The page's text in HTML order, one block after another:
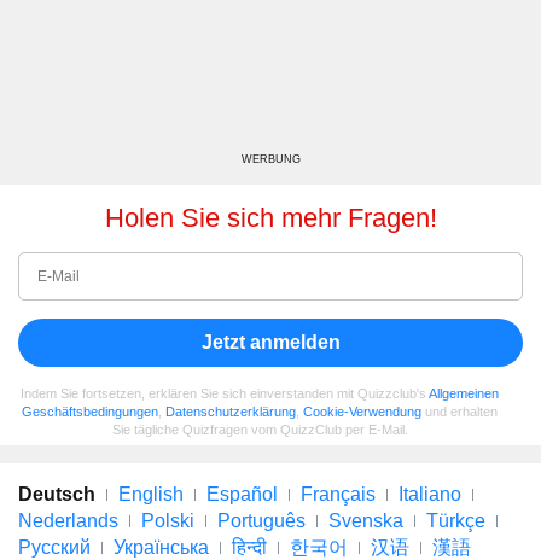
WERBUNG
Holen Sie sich mehr Fragen!
Jetzt anmelden
Indem Sie fortsetzen, erklären Sie sich einverstanden mit Quizzclub's Allgemeinen
Geschäftsbedingungen Datenschutzerklärung Cookie-Verwendung und erhalten
Sie tägliche Quizfragen vom QuizzClub per E-Mail.
Deutsch English Español Français
Italiano
Nederlands
Polski Português Svenska
Türkçe
Русский
Українська हिन्दी 한국어 汉语 漢語